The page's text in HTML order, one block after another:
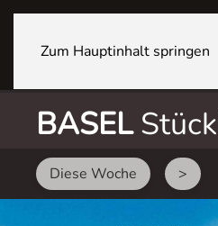
Zum Hauptinhalt springen
BASEL
Diese Woche >